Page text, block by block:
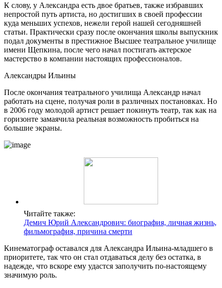
К слову, у Александра есть двое братьев, также избравших
непростой путь артиста, но достигших в своей профессии
куда меньших успехов, нежели герой нашей сегодняшней
статьи. Практически сразу после окончания школы выпускник
подал документы в престижное Высшее театральное училище
имени Щепкина, после чего начал постигать актерское
мастерство в компании настоящих профессионалов.
Александры Ильины
После окончания театрального училища Александр начал
работать на сцене, получая роли в различных постановках. Но
в 2006 году молодой артист решает покинуть театр, так как на
горизонте замаячила реальная возможность пробиться на
большие экраны.
Читайте также:
Демич Юрий Александрович: биография, личная жизнь,
фильмография, причина смерти
Кинематограф оставался для Александра Ильина-младшего в
приоритете, так что он стал отдаваться делу без остатка, в
надежде, что вскоре ему удастся заполучить по-настоящему
значимую роль.